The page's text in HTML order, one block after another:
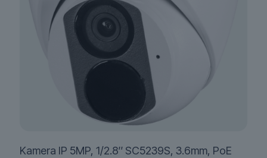
Kamera IP 5MP, 1/2.8″ SC5239S, 3.6mm, PoE